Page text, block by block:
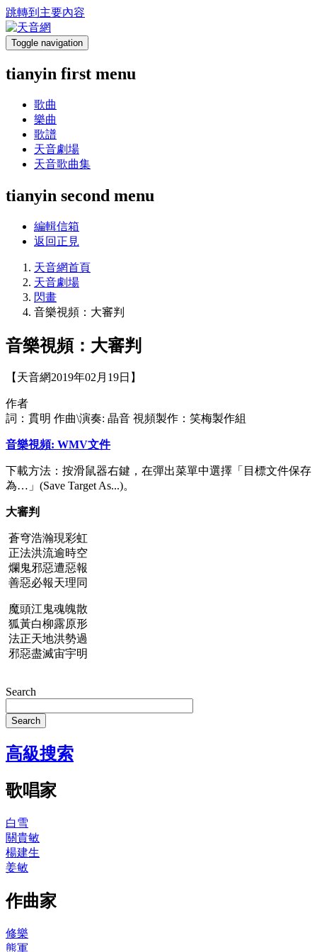
跳轉到主要內容
Toggle navigation
tianyin first menu
歌曲
樂曲
歌譜
天音劇場
天音歌曲集
tianyin second menu
編輯信箱
返回正見
天音網首頁
天音劇場
閃畫
音樂視頻：大審判
音樂視頻：大審判
【天音網2019年02月19日】
作者
詞：貫明 作曲\演奏: 晶音 視頻製作：笑梅製作組
音樂視頻: WMV文件
下載方法：按滑鼠器右鍵，在彈出菜單中選擇「目標文件保存
為…」(Save Target As...)。
大審判
蒼穹浩瀚現彩虹
正法洪流逾時空
爛鬼邪惡遭惡報
善惡必報天理同
魔頭江鬼魂魄散
狐黃白柳露原形
法正天地洪勢過
邪惡盡滅宙宇明
Search
Search
高級搜索
歌唱家
白雪
關貴敏
楊建生
姜敏
作曲家
修樂
熊軍